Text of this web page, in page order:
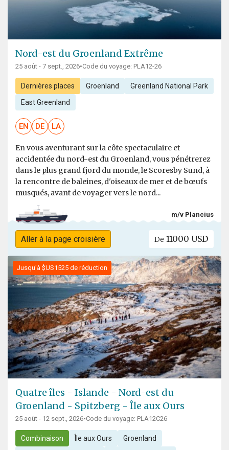
Nord-est du Groenland Extrême
25 août - 7 sept., 2026•Code du voyage: PLA12-26
Dernières places Groenland Greenland National Park
East Greenland
EN DE LA
En vous aventurant sur la côte spectaculaire et
accidentée du nord-est du Groenland, vous pénétrerez
dans le plus grand fjord du monde, le Scoresby Sund, à
la rencontre de baleines, d'oiseaux de mer et de bœufs
musqués, avant de voyager vers le nord...
m/v Plancius
Aller à la page croisière De 11000 USD
Jusqu'à $US1525 de réduction
Quatre îles - Islande - Nord-est du
Groenland - Spitzberg - Île aux Ours
25 août - 12 sept., 2026•Code du voyage: PLA12C26
Combinaison Île aux Ours Groenland